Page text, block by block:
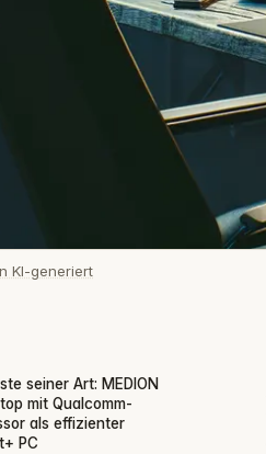
KI-generiert
seiner Art: MEDION
mit Qualcomm-
als effizienter
PC